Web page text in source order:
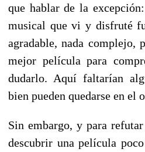
que hablar de la
musical que vi y disfruté
agradable, nada complejo,
mejor película para
dudarlo. Aquí faltarían
bien pueden quedarse en el
Sin embargo, y para
descubrir una película